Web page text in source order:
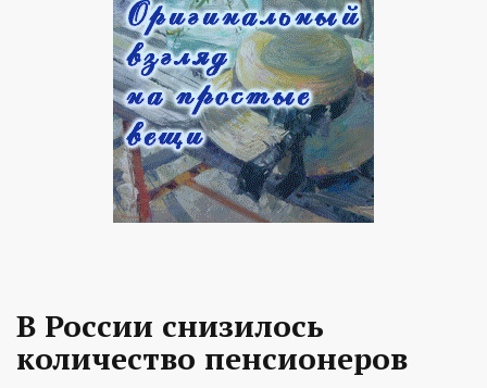
В России снизилось
количество пенсионеров